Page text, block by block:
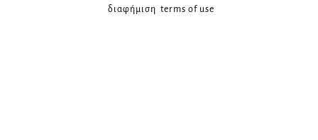
διαφήμιση terms of use